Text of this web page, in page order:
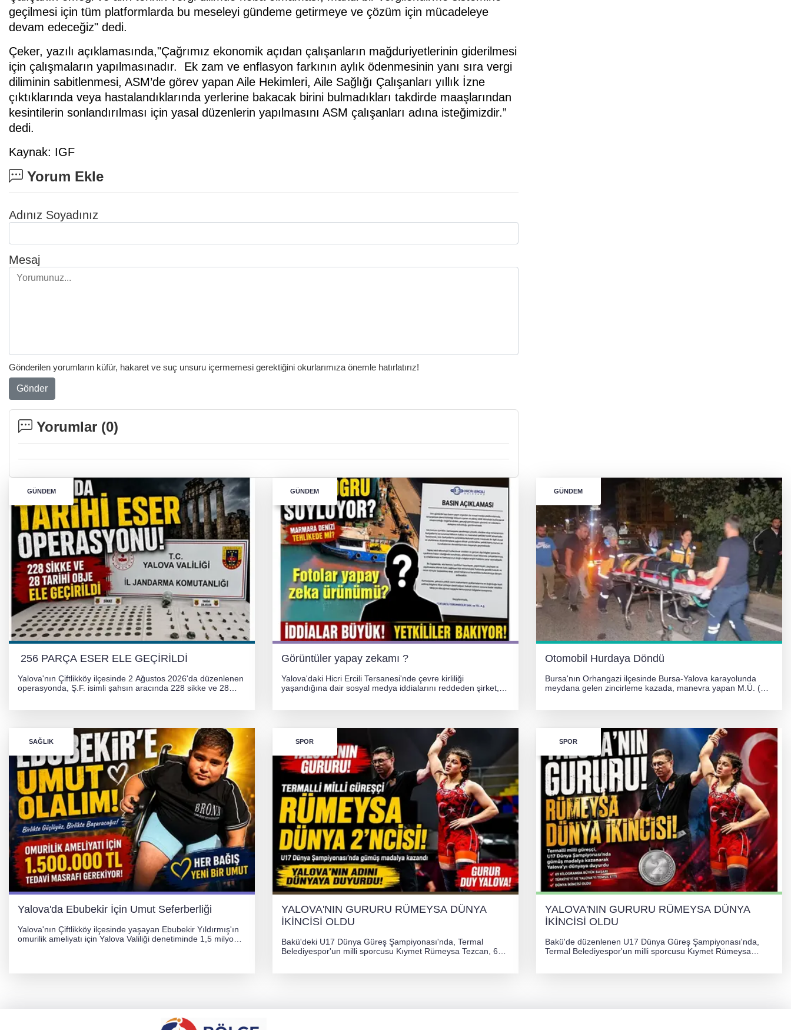
geçilmesi için tüm platformlarda bu meseleyi gündeme getirmeye ve çözüm için mücadeleye
devam edeceğiz" dedi.
Çeker, yazılı açıklamasında,"Çağrımız ekonomik açıdan çalışanların mağduriyetlerinin giderilmesi
için çalışmaların yapılmasınadır. Ek zam ve enflasyon farkının aylık ödenmesinin yanı sıra vergi
diliminin sabitlenmesi, ASM’de görev yapan Aile Hekimleri, Aile Sağlığı Çalışanları yıllık İzne
çıktıklarında veya hastalandıklarında yerlerine bakacak birini bulmadıkları takdirde maaşlarından
kesintilerin sonlandırılması için yasal düzenlerin yapılmasını ASM çalışanları adına isteğimizdir.”
dedi.
Kaynak: IGF
Yorum Ekle
Adınız Soyadınız
Mesaj
Gönderilen yorumların küfür, hakaret ve suç unsuru içermemesi gerektiğini okurlarımıza önemle hatırlatırız!
Gönder
Yorumlar (0)
GÜNDEM
256 PARÇA ESER ELE GEÇİRİLDİ
Yalova'nın Çiftlikköy ilçesinde 2 Ağustos 2026'da düzenlenen
operasyonda, Ş.F. isimli şahsın aracında 228 sikke ve 28
GÜNDEM
Görüntüler yapay zekamı ?
Yalova'daki Hicri Ercili Tersanesi'nde çevre kirliliği
yaşandığına dair sosyal medya iddialarını reddeden şirket,
GÜNDEM
Otomobil Hurdaya Döndü
Bursa'nın Orhangazi ilçesinde Bursa-Yalova karayolunda
meydana gelen zincirleme kazada, manevra yapan M.Ü. (35)
SAĞLIK
Yalova'da Ebubekir İçin Umut Seferberliği
Yalova'nın Çiftlikköy ilçesinde yaşayan Ebubekir Yıldırmış'ın
omurilik ameliyatı için Yalova Valiliği denetiminde 1,5 milyon
SPOR
YALOVA'NIN GURURU RÜMEYSA DÜNYA
İKİNCİSİ OLDU
Bakü'deki U17 Dünya Güreş Şampiyonası'nda, Termal
Belediyespor'un milli sporcusu Kıymet Rümeysa Tezcan, 69
SPOR
YALOVA'NIN GURURU RÜMEYSA DÜNYA
İKİNCİSİ OLDU
Bakü'de düzenlenen U17 Dünya Güreş Şampiyonası'nda,
Termal Belediyespor'un milli sporcusu Kıymet Rümeysa